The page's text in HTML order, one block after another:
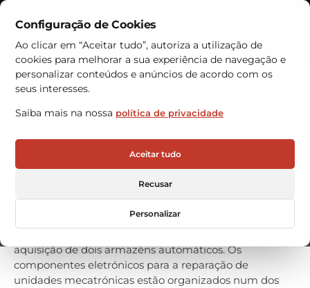
Configuração de Cookies
Ao clicar em “Aceitar tudo”, autoriza a utilização de
cookies para melhorar a sua experiência de navegação e
personalizar conteúdos e anúncios de acordo com os
seus interesses.
Saiba mais na nossa política de privacidade
Aceitar tudo
Recusar
Personalizar
Contactos
SEW-EURODRIVE PORTUGAL
com armazéns automáticos
A empresa SEW-EURODRIVE PORTUGAL, especialista
em tecnologia de accionamentos industriais, confiou
na VRC WAREHOUSE TECHNOLOGIES para otimizar o
processo de armazenamento da sua unidade de
aquisição de dois armazéns automáticos. Os
componentes eletrónicos para a reparação de
unidades mecatrónicas estão organizados num dos